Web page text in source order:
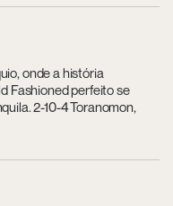
onde a história
Fashioned perfeito se
2-10-4 Toranomon,